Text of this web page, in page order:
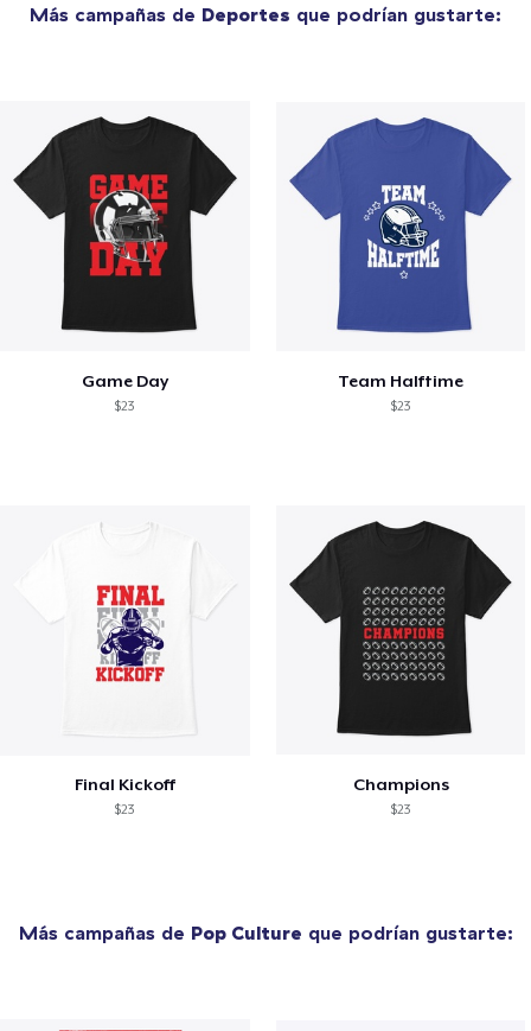
Más campañas de Deportes que podrían gustarte:
Game Day
$23
Team Halftime
$23
Final Kickoff
$23
Champions
$23
Más campañas de Pop Culture que podrían gustarte: